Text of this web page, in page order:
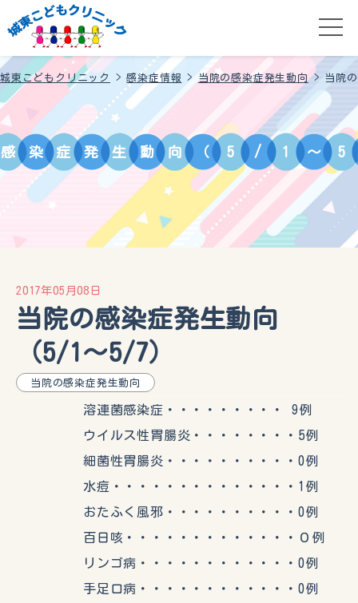
城東こどもクリニック >感染症情報 > 当院の感染症発生動向> 当院
感 染 症 発 生 動 向 （ 5 / 1 ～ 5
2017年05月08日
当院の感染症発生動向
（5/1～5/7）
当院の感染症発生動向
溶連菌感染症・・・・・・・・・ 9例
ウイルス性胃腸炎・・・・・・・・5例
細菌性胃腸炎・・・・・・・・・・0例
水痘・・・・・・・・・・・・・・1例
おたふく風邪・・・・・・・・・・0例
百日咳・・・・・・・・・・・・・０例
リンゴ病・・・・・・・・・・・・0例
手足口病・・・・・・・・・・・・0例